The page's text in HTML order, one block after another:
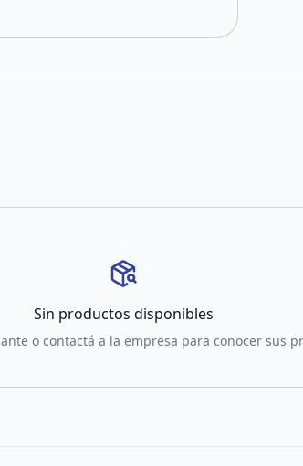
Sin productos disponibles
o contactá a la empresa para conocer sus